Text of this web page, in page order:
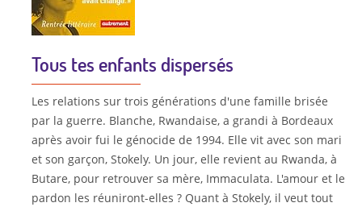
Tous tes enfants dispersés
Les relations sur trois générations d'une famille brisée
par la guerre. Blanche, Rwandaise, a grandi à Bordeaux
après avoir fui le génocide de 1994. Elle vit avec son mari
et son garçon, Stokely. Un jour, elle revient au Rwanda, à
Butare, pour retrouver sa mère, Immaculata. L'amour et le
pardon les réuniront-elles ? Quant à Stokely, il veut tout